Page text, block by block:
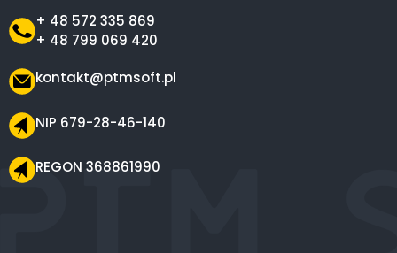
+ 48 572 335 869
+ 48 799 069 420
kontakt@ptmsoft.pl
NIP 679-28-46-140
REGON 368861990